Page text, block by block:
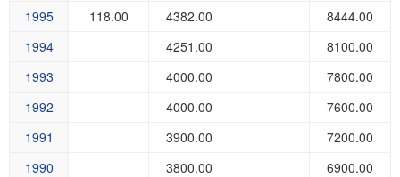
1995
118.00 4382.00
8444.00
1994
4251.00
8100.00
1993
4000.00
7800.00
1992
4000.00
7600.00
1991
3900.00
7200.00
1990
3800.00 6900.00